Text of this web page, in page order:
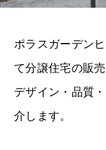
ポラスガーデン
て分譲住宅の販
デザイン・品質
介します。